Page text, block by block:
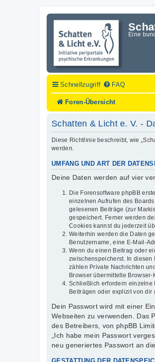
Eine
Schnellzugriff FAQ
Foren-Übersicht
Schatten & Licht e. V. -
Diese Richtlinie beschreibt, wie
werden.
UMFANG UND ART DER
Deine Daten werden auf vier
Die Forensoftware phpBB
einzelnen Aufrufen des
gelesenen Beiträge (zur
gespeichert. Ferner werden
Cookies kannst du jederzeit
Weiterhin werden die Daten
Benutzername, eine E-Mail-
Wenn du einen Beitrag oder
zwischenspeicherst. In
zählen Private Nachrichten
Browser übermittelte
Schließlich erfordern einzelne
Beiträgen oder explizit von
Dein Passwort wird mit einer
Webseiten zu verwenden. Das
des Betreibers, von phpBB
„Ich habe mein Passwort
neu generiertes Passwort an